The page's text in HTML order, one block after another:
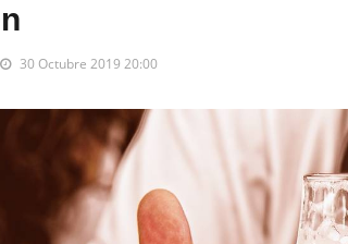
30 Octubre 2019 20:00